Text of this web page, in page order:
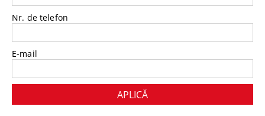
Nr. de telefon
E-mail